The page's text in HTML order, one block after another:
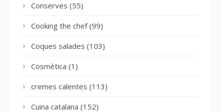
Conserves (55)
Cooking the chef(99)
Coques salades (103)
Cosmètica (1)
cremes calentes (113)
Cuina catalana (152)